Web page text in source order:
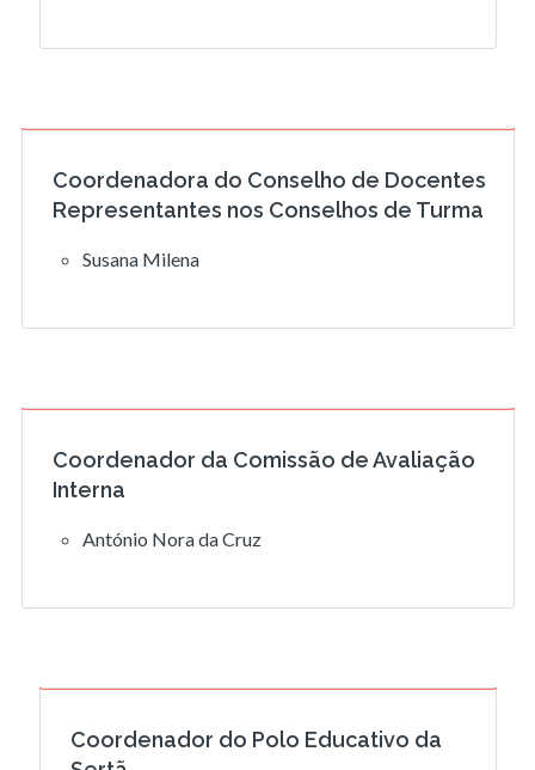
Coordenadora do Conselho de Docentes
Representantes nos Conselhos de Turma
Susana Milena
Coordenador da Comissão de Avaliação
Interna
António Nora da Cruz
Coordenador do Polo Educativo da